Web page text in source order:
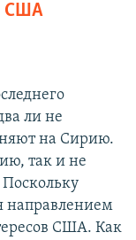
США
ли не
на Сирию.
так и не
направлением
США. Как